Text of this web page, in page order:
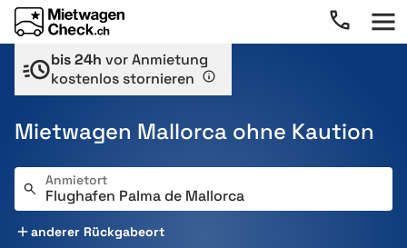
bis 24h vor Anmietung
kostenlos stornieren
Mietwagen Mallorca ohne Kaution
Anmietort
anderer Rückgabeort